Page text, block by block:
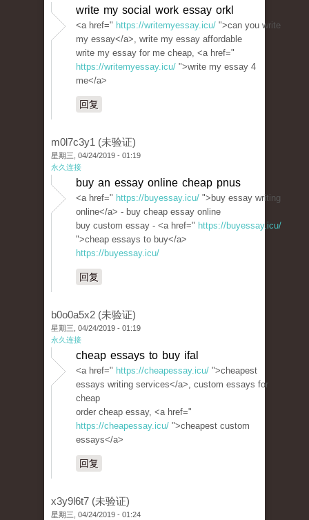
write my social work essay orkl
<a href=" https://writemyessay.icu/ ">can you write
my essay</a>, write my essay affordable
write my essay for me cheap, <a href="
https://writemyessay.icu/ ">write my essay 4
me</a>
回复
m0l7c3y1 (未验证)
星期三, 04/24/2019 - 01:19
永久连接
buy an essay online cheap pnus
<a href=" https://buyessay.icu/ ">buy essay writing
online</a> - buy cheap essay online
buy custom essay - <a href=" https://buyessay.icu/
">cheap essays to buy</a>
https://buyessay.icu/
回复
b0o0a5x2 (未验证)
星期三, 04/24/2019 - 01:19
永久连接
cheap essays to buy ifal
<a href=" https://cheapessay.icu/ ">cheapest
essays writing services</a>, custom essays for
cheap
order cheap essay, <a href="
https://cheapessay.icu/ ">cheapest custom
essays</a>
回复
x3y9l6t7 (未验证)
星期三, 04/24/2019 - 01:24